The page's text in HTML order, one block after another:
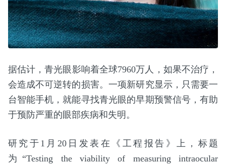
据估计，青光眼影响着全球7960万人，如果不治疗，
会造成不可逆转的损害。一项新研究显示，只需要一
台智能手机，就能寻找青光眼的早期预警信号，有助
于预防严重的眼部疾病和失明。
研究于1月20日发表在《工程报告》上，标题
为“Testing the viability of measuring intraocular